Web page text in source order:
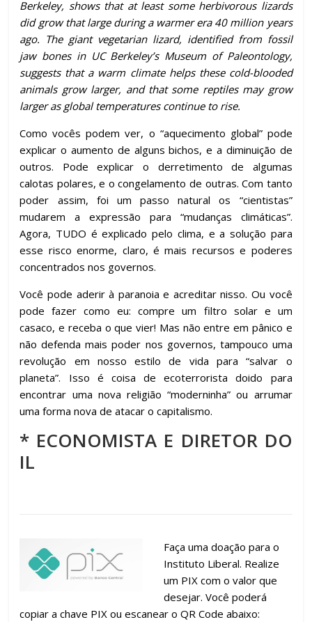
Berkeley, shows that at least some herbivorous lizards
did grow that large during a warmer era 40 million years
ago. The giant vegetarian lizard, identified from fossil
jaw bones in UC Berkeley’s Museum of Paleontology,
suggests that a warm climate helps these cold-blooded
animals grow larger, and that some reptiles may grow
larger as global temperatures continue to rise.
Como vocês podem ver, o “aquecimento global” pode
explicar o aumento de alguns bichos, e a diminuição de
outros. Pode explicar o derretimento de algumas
calotas polares, e o congelamento de outras. Com tanto
poder assim, foi um passo natural os “cientistas”
mudarem a expressão para “mudanças climáticas”.
Agora, TUDO é explicado pelo clima, e a solução para
esse risco enorme, claro, é mais recursos e poderes
concentrados nos governos.
Você pode aderir à paranoia e acreditar nisso. Ou você
pode fazer como eu: compre um filtro solar e um
casaco, e receba o que vier! Mas não entre em pânico e
não defenda mais poder nos governos, tampouco uma
revolução em nosso estilo de vida para “salvar o
planeta”. Isso é coisa de ecoterrorista doido para
encontrar uma nova religião “moderninha” ou arrumar
uma forma nova de atacar o capitalismo.
* ECONOMISTA E DIRETOR DO
IL
Faça uma doação para o
Instituto Liberal. Realize
um PIX com o valor que
desejar. Você poderá
copiar a chave PIX ou escanear o QR Code abaixo: